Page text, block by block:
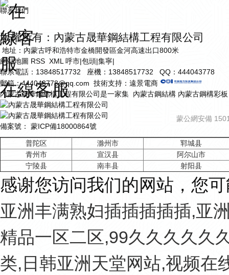
聯系我們
版權所有：內蒙古晟華鋼結構工程有限公司
地址：內蒙古呼和浩特市金橋開發區金河高速出口800米
網站地圖 RSS XML 呼市|包頭|集寧|
聯系電話：13848517732 座機：13848517732 QQ：444043778
郵箱：444043778@qq.com 技術支持：遠景電商
內蒙古晟華鋼結構工程有限公司是一家集 內蒙古鋼結構 內蒙古鋼構彩
備案號： 蒙ICP備18000864號
在線客服
蒙公網安備
普陀区 滁州市
郓城县
青州市
宣汉县
阿尔山市
宁陵县
南丰县 射阳县
感谢您访问我们的网站，您
亚洲丰满熟妇插插插插插,亚
精品一区二区,99久久久久久
类,日韩亚洲天堂网站,视频在